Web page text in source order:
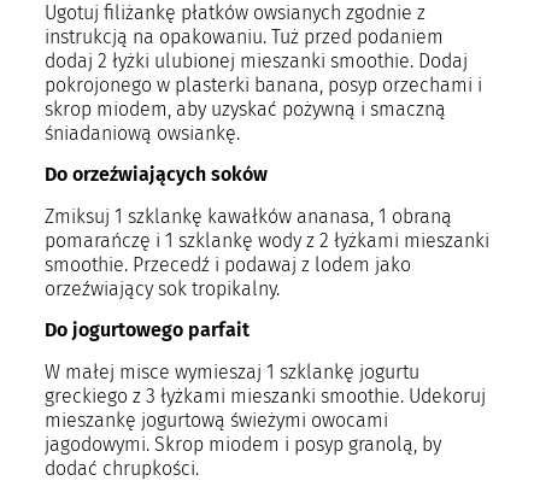
Ugotuj filiżankę płatków owsianych zgodnie z
instrukcją na opakowaniu. Tuż przed podaniem
dodaj 2 łyżki ulubionej mieszanki smoothie. Dodaj
pokrojonego w plasterki banana, posyp orzechami i
skrop miodem, aby uzyskać pożywną i smaczną
śniadaniową owsiankę.
Do orzeźwiających soków
Zmiksuj 1 szklankę kawałków ananasa, 1 obraną
pomarańczę i 1 szklankę wody z 2 łyżkami mieszanki
smoothie. Przecedź i podawaj z lodem jako
orzeźwiający sok tropikalny.
Do jogurtowego parfait
W małej misce wymieszaj 1 szklankę jogurtu
greckiego z 3 łyżkami mieszanki smoothie. Udekoruj
mieszankę jogurtową świeżymi owocami
jagodowymi. Skrop miodem i posyp granolą, by
dodać chrupkości.